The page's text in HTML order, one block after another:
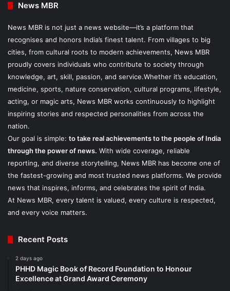
News MBR
News MBR is not just a news website—it’s a platform that
recognises and honors India’s finest talent. From villages to big
cities, from cultural roots to modern achievements, News MBR
proudly covers individuals who contribute to society through
knowledge, art, skill, passion, and service.Whether it’s education,
medicine, sports, nature conservation, cultural programs, lifestyle,
acting, or magic arts, News MBR works continuously to highlight
inspiring stories and respected personalities from across the
nation.
Our goal is simple: to take real achievements to the people of India
through the power of news. With wide coverage, reliable
reporting, and diverse storytelling, News MBR has become one of
the fastest-growing and most trusted news platforms. We provide
news that inspires, informs, and celebrates the spirit of India.
At News MBR, every talent is valued, every culture is respected,
and every voice matters.
Recent Posts
2 days ago
PHHD Magic Book of Record Foundation to Honour
Excellence at Grand Award Ceremony